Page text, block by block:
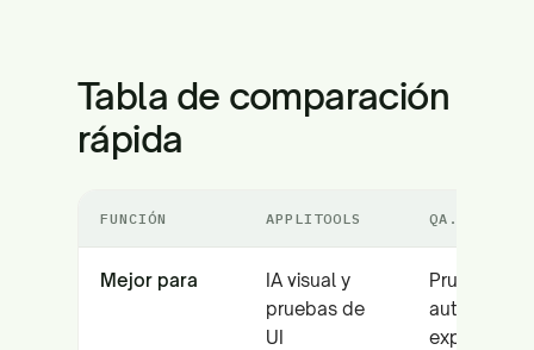
Tabla de comparación
rápida
FUNCIÓN APPLITOOLS QA.TECH
Mejor para
IA visual y
pruebas de
UI
Pruebas
autónomas